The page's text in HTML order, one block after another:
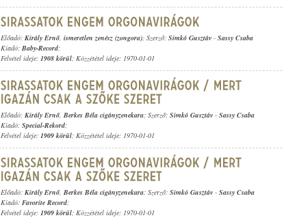
Előadó: Király Ernő, ismeretlen zenész (zongora); Szerző: Simkó Gusztáv - Sassy Csaba
Kiadó: Baby-Record;
Felvétel ideje: 1908 körül; Közzététel ideje: 1970-01-01
Előadó: Király Ernő, Berkes Béla cigányzenekara; Szerző: Simkó Gusztáv - Sassy Csaba
Kiadó: Special-Rekord;
Felvétel ideje: 1909 körül; Közzététel ideje: 1970-01-01
Előadó: Király Ernő, Berkes Béla cigányzenekara; Szerző: Simkó Gusztáv - Sassy Csaba
Kiadó: Favorite Record;
Felvétel ideje: 1909 körül; Közzététel ideje: 1970-01-01